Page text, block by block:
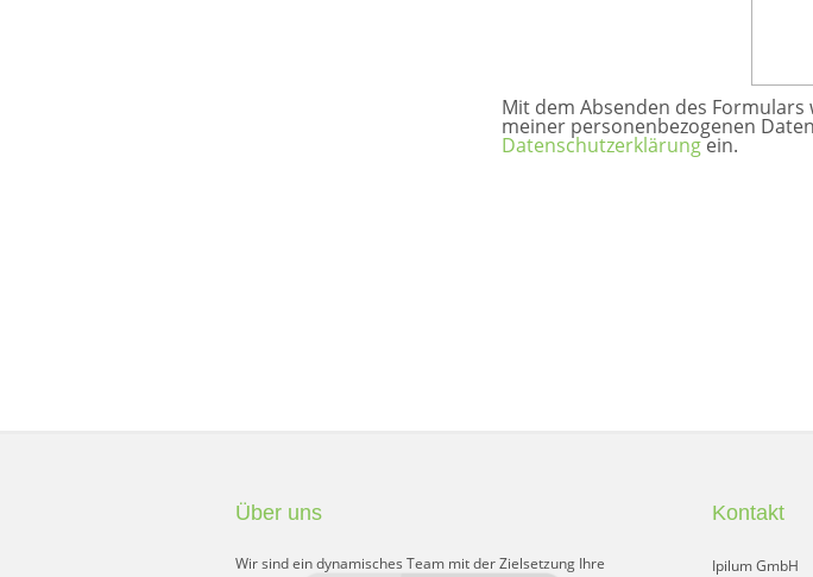
Mit dem Absenden des
meiner personenbezogenen
Datenschutzerklärungein.
Über uns
Wir sind ein dynamisches Team mit der Zielsetzung Ihre
Kontakt
Ipilum GmbH